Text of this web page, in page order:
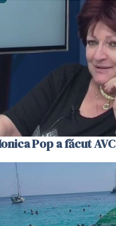
Pop a făcut AVC